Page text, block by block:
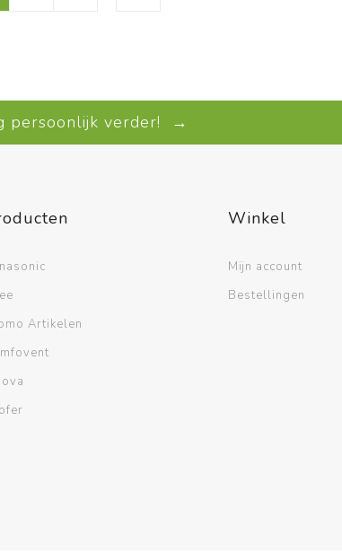
persoonlijk verder! →
Artikelen
Winkel
Mijn account
Bestellingen